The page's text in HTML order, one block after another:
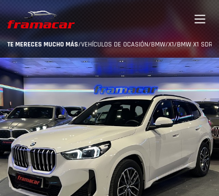
TE MERECES MUCHO MÁS/VEHÍCULOS DE OCASIÓN/BMW/X1/BMW X1